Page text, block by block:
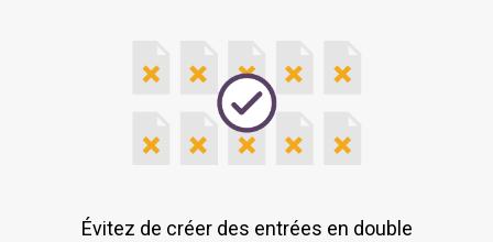
Évitez de créer des entrées en double